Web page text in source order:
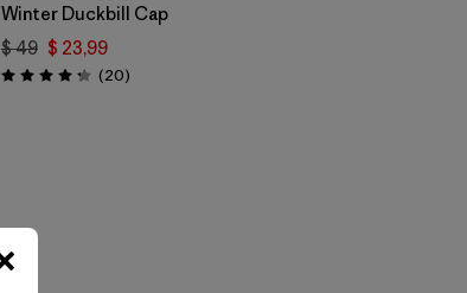
Winter Duckbill Cap
$ 49 $ 23,99
Valoración: 4.3 / 5
(20Comentarios
)